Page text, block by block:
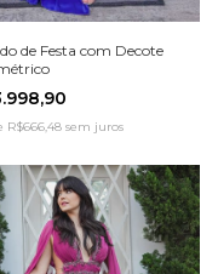
de Festa com Decote
R$666,48 sem juros